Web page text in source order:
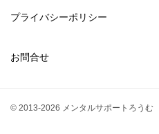
プライバシーポリシー
お問合せ
© 2013-2026 メンタルサポートろうむ